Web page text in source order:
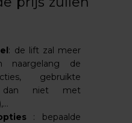
: de lift zal meer
naargelang de
gebruikte
dan niet met
: bepaalde